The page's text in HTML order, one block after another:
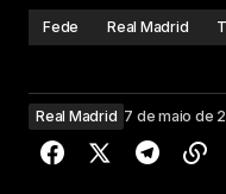
Fede Real Madrid
Real Madrid 7 de maio de